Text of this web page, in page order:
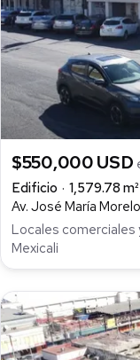
$550,000 USD
Edificio
1,579.78 m²
Av. José María
Locales
Mexicali